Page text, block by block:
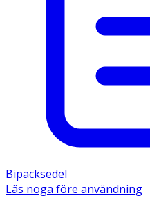
Bipacksedel
Läs noga före användning